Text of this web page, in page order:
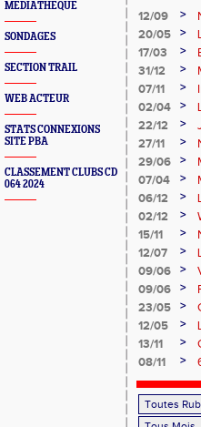
MÉDIATHÈQUE
SONDAGES
SECTION TRAIL
WEB ACTEUR
STATS CONNEXIONS
SITE PBA
CLASSEMENT CLUBS CD
064 2024
12/09 >
20/05
>
17/03
>
31/12
>
07/11
>
02/04
>
22/12
>
27/11
>
29/06
>
07/04
>
06/12
>
02/12
>
15/11
>
12/07
>
09/06
>
09/06
>
23/05
>
12/05
>
13/11
>
08/11 >